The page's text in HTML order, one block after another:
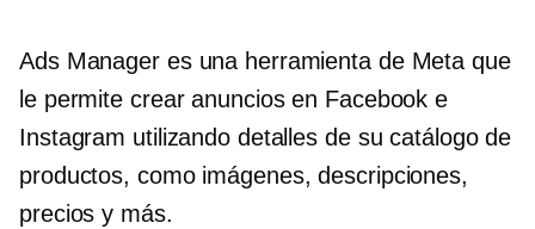
Ads Manager es una herramienta de Meta que
le permite crear anuncios en Facebook e
Instagram utilizando detalles de su catálogo de
productos, como imágenes, descripciones,
precios y más.